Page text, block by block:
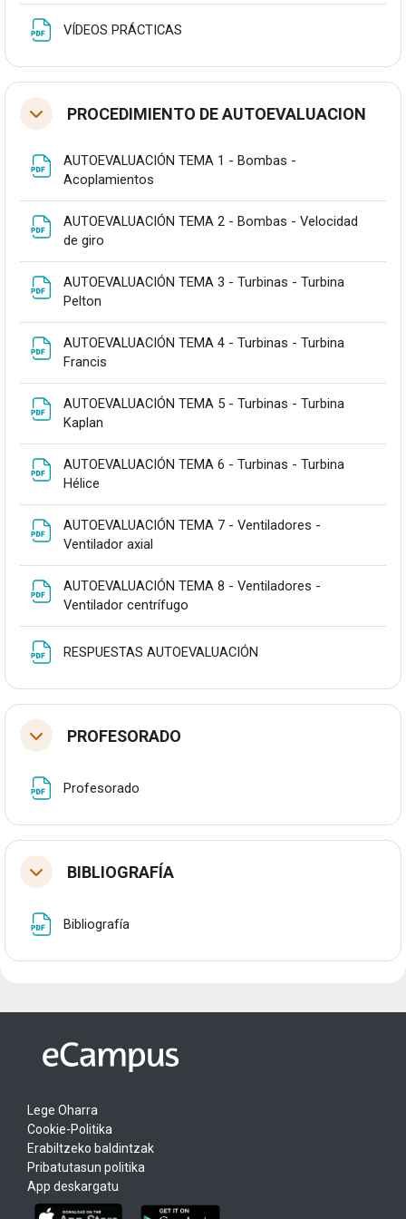
VÍDEOS PRÁCTICAS
TolestuPROCEDIMIENTO DE AUTOEVALUACION
AUTOEVALUACIÓN TEMA 1 - Bombas -
Acoplamientos
AUTOEVALUACIÓN TEMA 2 - Bombas - Velocidad
de giro
AUTOEVALUACIÓN TEMA 3 - Turbinas - Turbina
Pelton
AUTOEVALUACIÓN TEMA 4 - Turbinas - Turbina
Francis
AUTOEVALUACIÓN TEMA 5 - Turbinas - Turbina
Kaplan
AUTOEVALUACIÓN TEMA 6 - Turbinas - Turbina
Hélice
AUTOEVALUACIÓN TEMA 7 - Ventiladores -
Ventilador axial
AUTOEVALUACIÓN TEMA 8 - Ventiladores -
Ventilador centrífugo
RESPUESTAS AUTOEVALUACIÓN
TolestuPROFESORADO
Profesorado
TolestuBIBLIOGRAFÍA
Bibliografía
Lege Oharra
Cookie-Politika
Erabiltzeko baldintzak
Pribatutasun politika
App deskargatu